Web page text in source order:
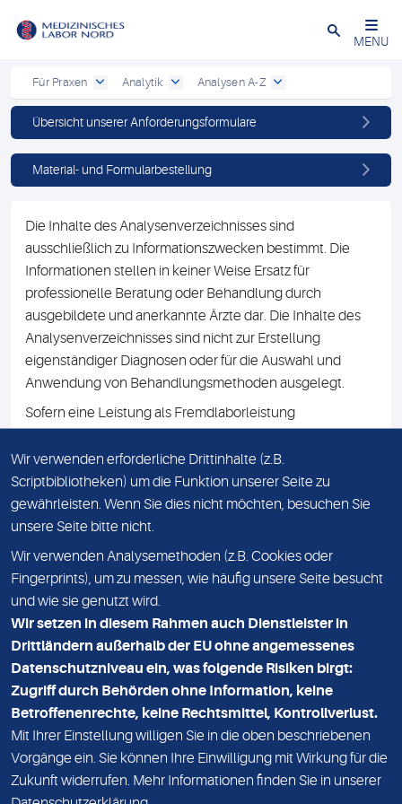
Schließen
MENU
Für Praxen Analytik Analysen A-Z
Übersicht unserer Anforderungsformulare
Material- und Formularbestellung
Die Inhalte des Analysenverzeichnisses sind
ausschließlich zu Informationszwecken bestimmt. Die
Informationen stellen in keiner Weise Ersatz für
professionelle Beratung oder Behandlung durch
ausgebildete und anerkannte Ärzte dar. Die Inhalte des
Analysenverzeichnisses sind nicht zur Erstellung
eigenständiger Diagnosen oder für die Auswahl und
Anwendung von Behandlungsmethoden ausgelegt.
Sofern eine Leistung als Fremdlaborleistung
Namen des Fremdlabors mit. Mit der Beauftragung der
Fremdlaborleistung erklären Sie sich mit dieser
Vereinbarung einverstanden.
DATENSCHUTZ
KONTAKT
NEWSLETTER
ADRESSE
MVZ Medizinisches Labor Nord MLN GmbH
Essener Straße 108
22419 Hamburg
Wir verwenden erforderliche Drittinhalte (z.B.
Scriptbibliotheken) um die Funktion unserer Seite zu
gewährleisten. Wenn Sie dies nicht möchten, besuchen Sie
unsere Seite bitte nicht.
Wir verwenden Analysemethoden (z.B. Cookies oder
Fingerprints), um zu messen, wie häufig unsere Seite besucht
und wie sie genutzt wird.
Wir setzen in diesem Rahmen auch Dienstleister in
Drittländern außerhalb der EU ohne angemessenes
Datenschutzniveau ein, was folgende Risiken birgt:
Zugriff durch Behörden ohne Information, keine
Betroffenenrechte, keine Rechtsmittel, Kontrollverlust.
Mit Ihrer Einstellung willigen Sie in die oben beschriebenen
Vorgänge ein. Sie können Ihre Einwilligung mit Wirkung für die
Zukunft widerrufen. Mehr Informationen finden Sie in unserer